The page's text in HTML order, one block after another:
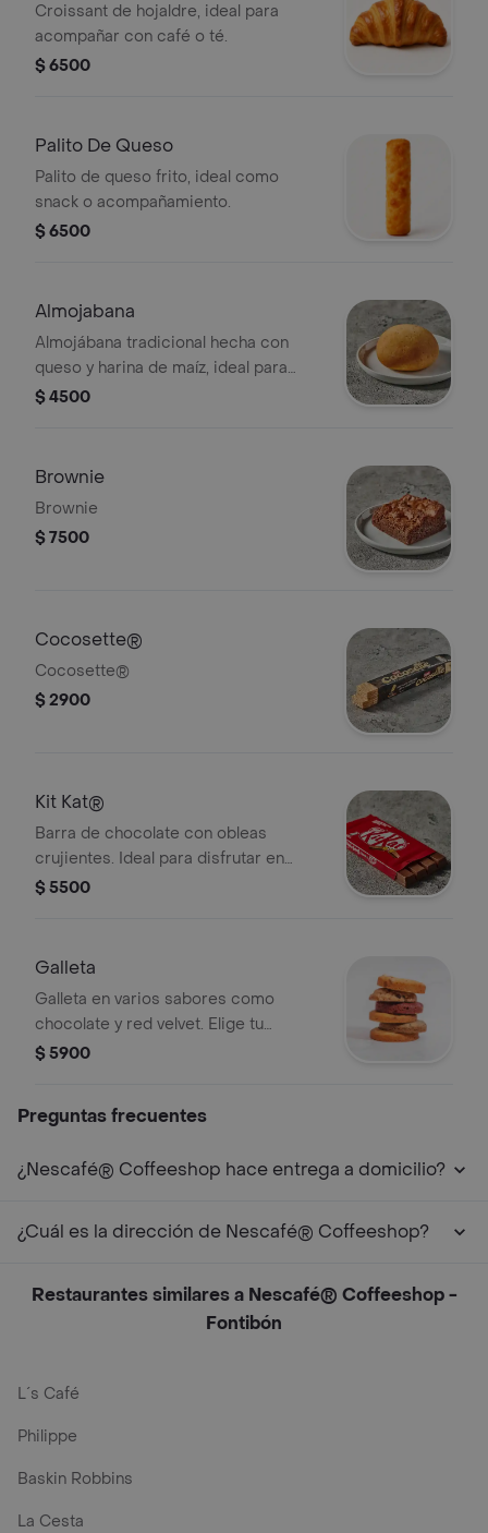
Croissant de hojaldre, ideal para
acompañar con café o té.
$ 6500
Palito De Queso
Palito de queso frito, ideal como
snack o acompañamiento.
$ 6500
Almojabana
Almojábana tradicional hecha con
queso y harina de maíz, ideal para
disfrutar en cualquier momento del
$ 4500
Brownie
Brownie
$ 7500
Cocosette®
Cocosette®
$ 2900
Kit Kat®
Barra de chocolate con obleas
crujientes. Ideal para disfrutar en
cualquier momento.
$ 5500
Galleta
Galleta en varios sabores como
chocolate y red velvet. Elige tu
favorito.
$ 5900
Preguntas frecuentes
¿Nescafé® Coffeeshop hace entrega a domicilio?
¿Cuál es la dirección de Nescafé® Coffeeshop?
Restaurantes similares a Nescafé® Coffeeshop -
Fontibón
L´s Café
Philippe
Baskin Robbins
La Cesta